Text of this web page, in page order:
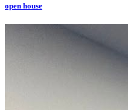
open house